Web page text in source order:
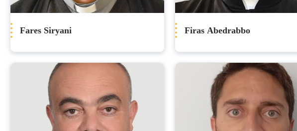
Fares Siryani Firas Abedrabbo